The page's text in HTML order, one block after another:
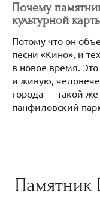
Почему
культурной
Потому что он
песни «Кино», и
в новое время.
и живую,
города — такой же
панфиловский
Памятник